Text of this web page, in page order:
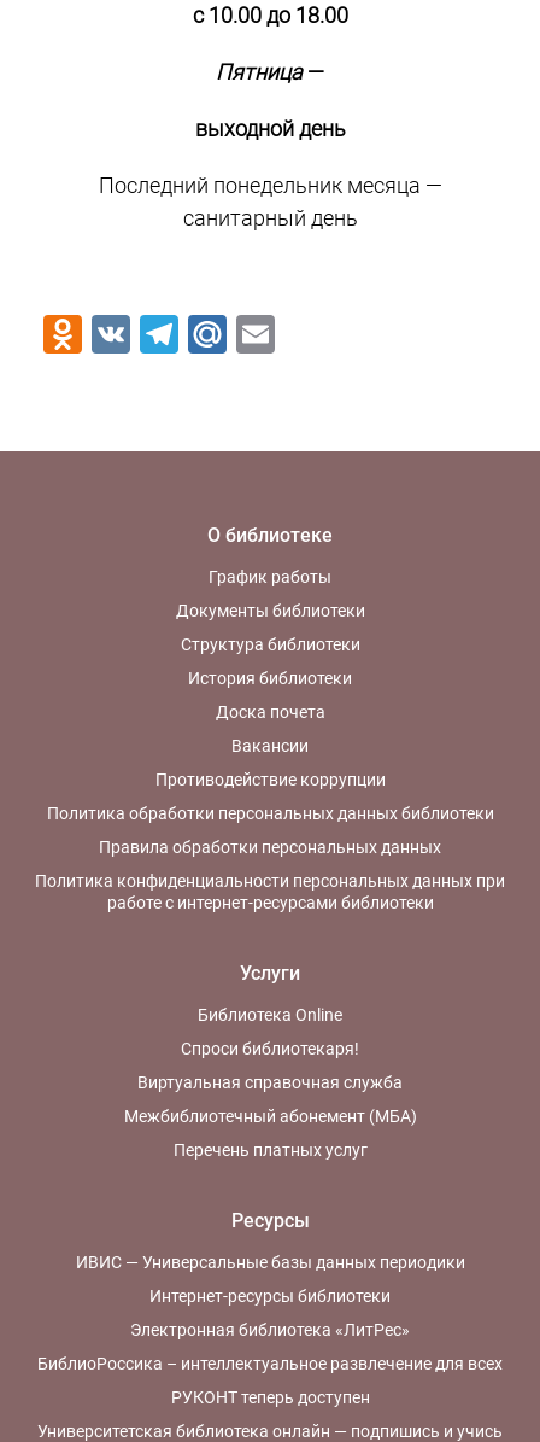
с 10.00 до 18.00
Пятница—
выходной день
Последний понедельник месяца —
санитарный день
Odnoklassniki
VK Telegram
Mail.Ru
О библиотеке
График работы
Документы библиотеки
Структура библиотеки
История библиотеки
Доска почета
Вакансии
Противодействие коррупции
Политика обработки персональных данных библиотеки
Правила обработки персональных данных
Политика конфиденциальности персональных данных при
работе с интернет-ресурсами библиотеки
Услуги
Библиотека Online
Спроси библиотекаря!
Виртуальная справочная служба
Межбиблиотечный абонемент (МБА)
Перечень платных услуг
Ресурсы
ИВИС — Универсальные базы данных периодики
Интернет-ресурсы библиотеки
Электронная библиотека «ЛитРес»
БиблиоРоссика – интеллектуальное развлечение для всех
РУКОНТ теперь доступен
Университетская библиотека онлайн — подпишись и учись